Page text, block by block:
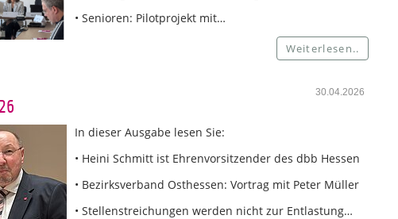
• Senioren: Pilotprojekt mit…
Weiterlesen..
30.04.2026
In dieser Ausgabe lesen Sie:
• Heini Schmitt ist Ehrenvorsitzender des dbb Hessen
• Bezirksverband Osthessen: Vortrag mit Peter Müller
• Stellenstreichungen werden nicht zur Entlastung…